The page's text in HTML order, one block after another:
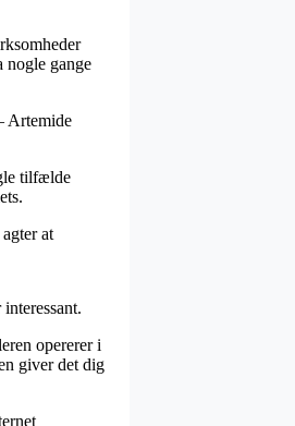
nogle gange
Artemide
tilfælde
at
opererer i
giver det dig